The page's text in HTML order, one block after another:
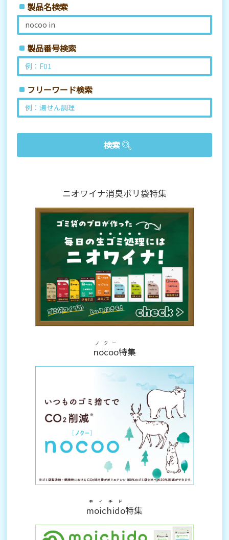
製品名検索
製品番号検索
フリーワード検索
ニオワイナ消臭ポリ袋特集
nocoo
ノクー
特集
moichido
モイチド
特集